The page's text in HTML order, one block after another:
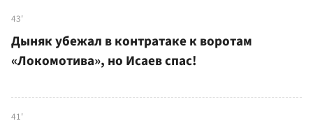
43'
Дыняк убежал в контратаке к воротам
«Локомотива», но Исаев спас!
41'